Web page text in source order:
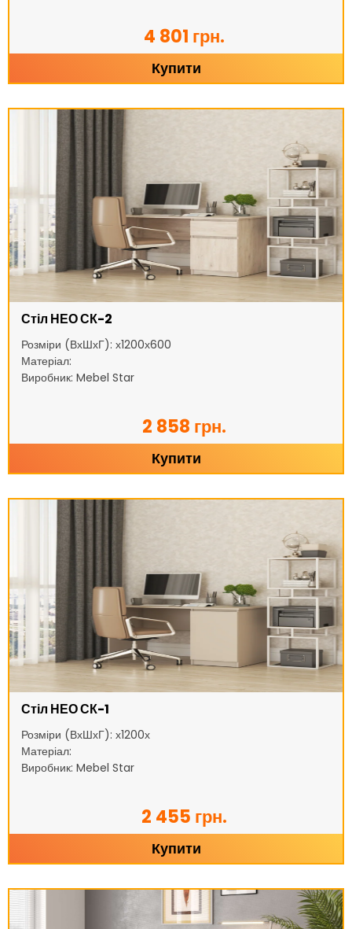
4 801 грн.
Купити
Стіл НЕО СК-2
Розміри (ВхШхГ): х1200х600
Матеріал:
Виробник: Mebel Star
2 858 грн.
Купити
Стіл НЕО СК-1
Розміри (ВхШхГ): х1200х
Матеріал:
Виробник: Mebel Star
2 455 грн.
Купити